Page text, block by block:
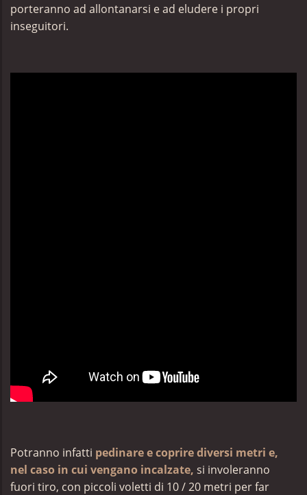
porteranno ad allontanarsi e ad eludere i propri
inseguitori.
Potranno infatti pedinare e coprire diversi metri e,
nel caso in cui vengano incalzate, si involeranno
fuori tiro, con piccoli voletti di 10 / 20 metri per far